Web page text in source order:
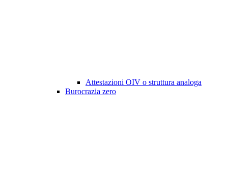
Attestazioni OIV o struttura analoga
Burocrazia zero